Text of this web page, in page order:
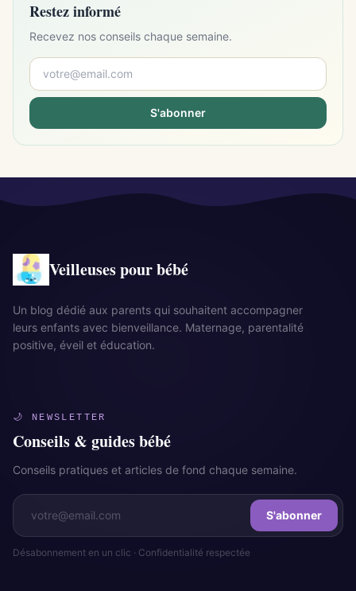
Restez informé
Recevez nos conseils chaque semaine.
S'abonner
Veilleuses pour bébé
Un blog dédié aux parents qui souhaitent accompagner
leurs enfants avec bienveillance. Maternage, parentalité
positive, éveil et éducation.
🌙 NEWSLETTER
Conseils & guides bébé
Conseils pratiques et articles de fond chaque semaine.
S'abonner
Désabonnement en un clic · Confidentialité respectée